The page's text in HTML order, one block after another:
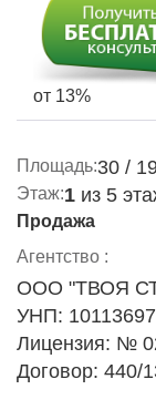
от 13%
Площадь:30 /
Этаж:1 из 5
Продажа
Агентство :
ООО "ТВОЯ
УНП:
Лицензия: №
Договор: 440/